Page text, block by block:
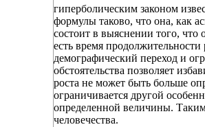
гиперболическим законом
формулы таково, что она, как
состоит в выяснении того, что
есть время
демографический переход и
обстоятельства позволяет
роста не может быть больше
ограничивается другой
определенной величины. Таким
человечества.